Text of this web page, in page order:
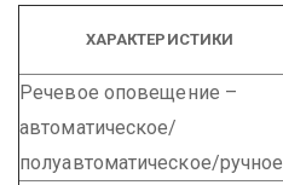
ХАРАКТЕРИСТИКИ
Речевое оповещение –
автоматическое/
полуавтоматическое/ручное